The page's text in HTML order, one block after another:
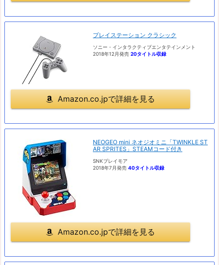
プレイステーション クラシック
ソニー・インタラクティブエンタテインメント
2018年12月発売 20タイトル収録
Amazon.co.jpで詳細を見る
NEOGEO mini ネオジオミニ「TWINKLE ST
AR SPRITES」STEAMコード付き
SNKプレイモア
2018年7月発売 40タイトル収録
Amazon.co.jpで詳細を見る